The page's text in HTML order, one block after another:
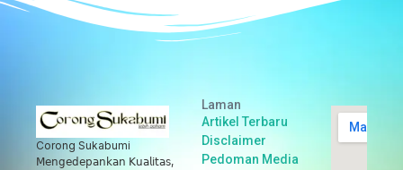
Corong Sukabumi
𝖬𝖾𝗇𝗀𝖾𝖽𝖾𝗉𝖺𝗇𝗄𝖺𝗇 𝖪𝗎𝖺𝗅𝗂𝗍𝖺𝗌,
Laman
Artikel Terbaru
Disclaimer
Pedoman Media